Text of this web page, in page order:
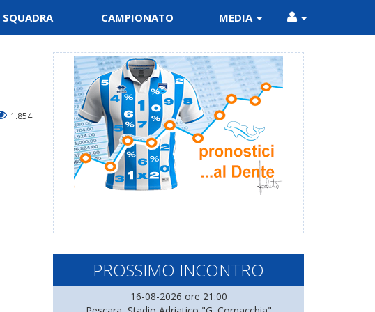
SQUADRA CAMPIONATO MEDIA
1.854
PROSSIMO INCONTRO
16-08-2026 ore 21:00